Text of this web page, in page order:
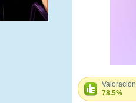
Valoración
78.5%